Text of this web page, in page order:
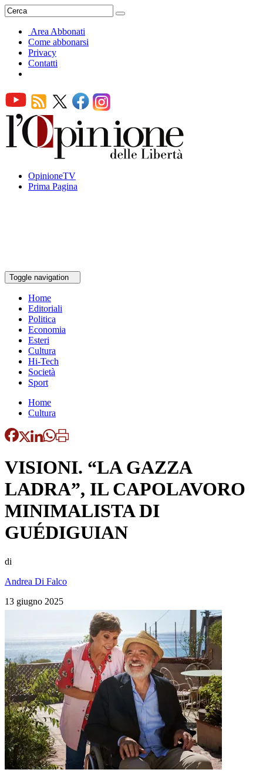
Area Abbonati
Come abbonarsi
Privacy
Contatti
OpinioneTV
Prima Pagina
Toggle navigation
Home
Editoriali
Politica
Economia
Esteri
Cultura
Hi-Tech
Società
Sport
Home
Cultura
VISIONI. “LA GAZZA
LADRA”, IL CAPOLAVORO
MINIMALISTA DI
GUÉDIGUIAN
di
Andrea Di Falco
13 giugno 2025